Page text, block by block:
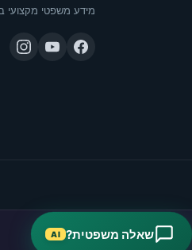
מידע משפטי מקצועי
שאלה משפטית? AI